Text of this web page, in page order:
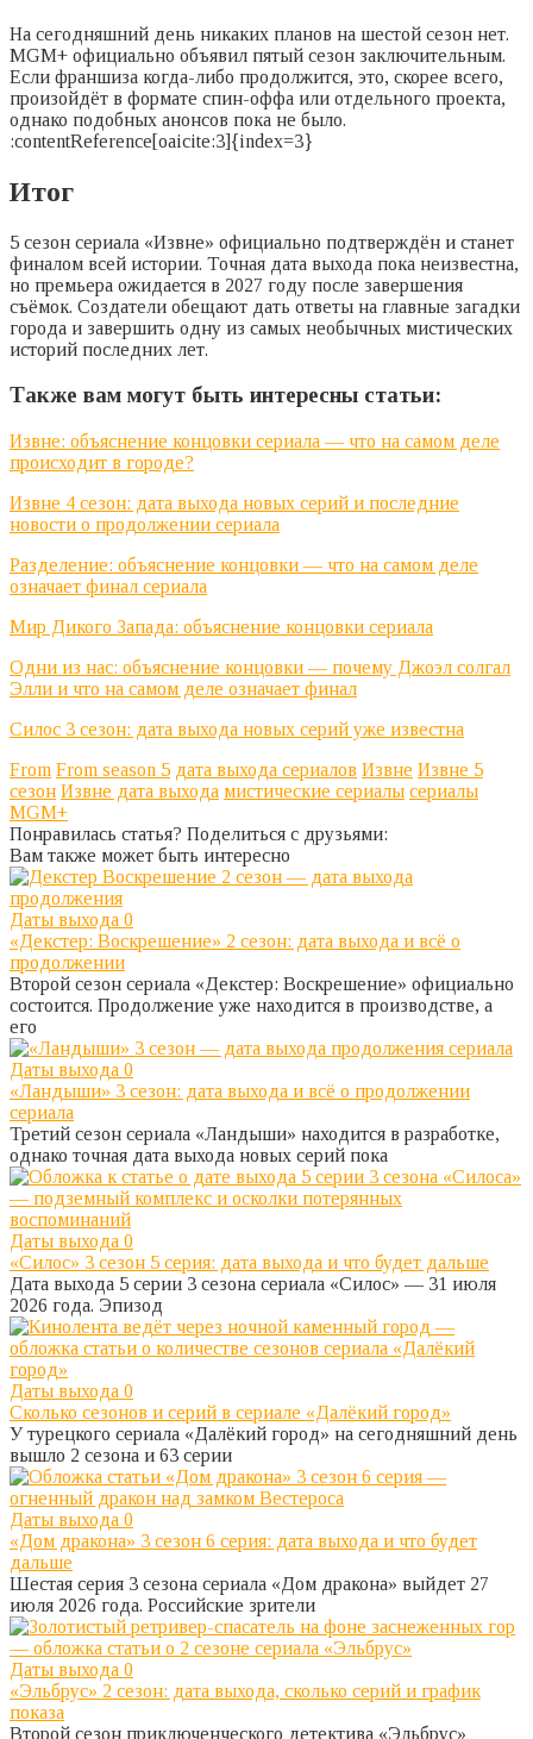
На сегодняшний день никаких планов на шестой сезон нет.
MGM+ официально объявил пятый сезон заключительным.
Если франшиза когда-либо продолжится, это, скорее всего,
произойдёт в формате спин-оффа или отдельного проекта,
однако подобных анонсов пока не было.
:contentReference[oaicite:3]{index=3}
Итог
5 сезон сериала «Извне» официально подтверждён и станет
финалом всей истории. Точная дата выхода пока неизвестна,
но премьера ожидается в 2027 году после завершения
съёмок. Создатели обещают дать ответы на главные загадки
города и завершить одну из самых необычных мистических
историй последних лет.
Также вам могут быть интересны статьи:
Извне: объяснение концовки сериала — что на самом деле
происходит в городе?
Извне 4 сезон: дата выхода новых серий и последние
новости о продолжении сериала
Разделение: объяснение концовки — что на самом деле
означает финал сериала
Мир Дикого Запада: объяснение концовки сериала
Одни из нас: объяснение концовки — почему Джоэл солгал
Элли и что на самом деле означает финал
Силос 3 сезон: дата выхода новых серий уже известна
From From season 5 дата выхода сериалов Извне Извне 5
сезон Извне дата выхода мистические сериалы сериалы
MGM+
Понравилась статья? Поделиться с друзьями:
Вам также может быть интересно
Даты выхода 0
«Декстер: Воскрешение» 2 сезон: дата выхода и всё о
продолжении
Второй сезон сериала «Декстер: Воскрешение» официально
состоится. Продолжение уже находится в производстве, а
его
Даты выхода 0
«Ландыши» 3 сезон: дата выхода и всё о продолжении
сериала
Третий сезон сериала «Ландыши» находится в разработке,
однако точная дата выхода новых серий пока
Даты выхода 0
«Силос» 3 сезон 5 серия: дата выхода и что будет дальше
Дата выхода 5 серии 3 сезона сериала «Силос» — 31 июля
2026 года. Эпизод
Даты выхода 0
Сколько сезонов и серий в сериале «Далёкий город»
У турецкого сериала «Далёкий город» на сегодняшний день
вышло 2 сезона и 63 серии
Даты выхода 0
«Дом дракона» 3 сезон 6 серия: дата выхода и что будет
дальше
Шестая серия 3 сезона сериала «Дом дракона» выйдет 27
июля 2026 года. Российские зрители
Даты выхода 0
«Эльбрус» 2 сезон: дата выхода, сколько серий и график
показа
Второй сезон приключенческого детектива «Эльбрус»